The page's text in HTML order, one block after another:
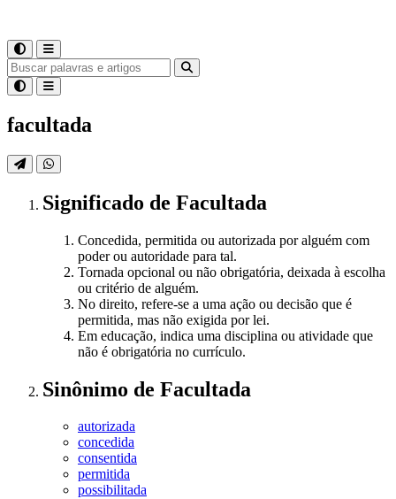
facultada
Significado de Facultada
Concedida, permitida ou autorizada por alguém com
poder ou autoridade para tal.
Tornada opcional ou não obrigatória, deixada à escolha
ou critério de alguém.
No direito, refere-se a uma ação ou decisão que é
permitida, mas não exigida por lei.
Em educação, indica uma disciplina ou atividade que
não é obrigatória no currículo.
Sinônimo de Facultada
autorizada
concedida
consentida
permitida
possibilitada